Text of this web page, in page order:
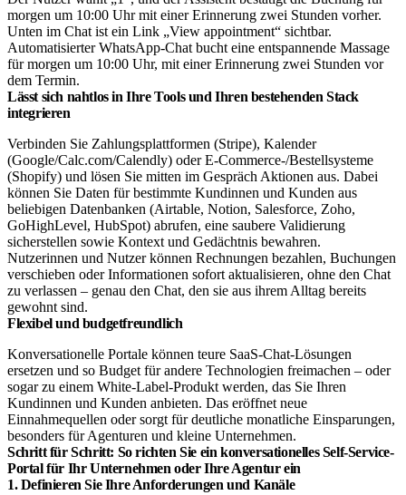
Automatisierter WhatsApp-Chat bucht eine entspannende Massage
für morgen um 10:00 Uhr, mit einer Erinnerung zwei Stunden vor
dem Termin.
Lässt sich nahtlos in Ihre Tools und Ihren bestehenden Stack
integrieren
Verbinden Sie Zahlungsplattformen (Stripe), Kalender
(Google/Calc.com/Calendly) oder E-Commerce-/Bestellsysteme
(Shopify) und lösen Sie mitten im Gespräch Aktionen aus. Dabei
können Sie Daten für bestimmte Kundinnen und Kunden aus
beliebigen Datenbanken (Airtable, Notion, Salesforce, Zoho,
GoHighLevel, HubSpot) abrufen, eine saubere Validierung
sicherstellen sowie Kontext und Gedächtnis bewahren.
Nutzerinnen und Nutzer können Rechnungen bezahlen, Buchungen
verschieben oder Informationen sofort aktualisieren, ohne den Chat
zu verlassen – genau den Chat, den sie aus ihrem Alltag bereits
gewohnt sind.
Flexibel und budgetfreundlich
Konversationelle Portale können teure SaaS-Chat-Lösungen
ersetzen und so Budget für andere Technologien freimachen – oder
sogar zu einem White-Label-Produkt werden, das Sie Ihren
Kundinnen und Kunden anbieten. Das eröffnet neue
Einnahmequellen oder sorgt für deutliche monatliche Einsparungen,
besonders für Agenturen und kleine Unternehmen.
Schritt für Schritt: So richten Sie ein konversationelles Self-Service-
Portal für Ihr Unternehmen oder Ihre Agentur ein
1. Definieren Sie Ihre Anforderungen und Kanäle